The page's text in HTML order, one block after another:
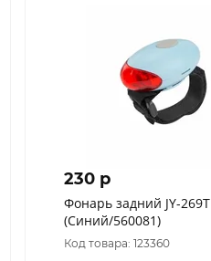
230 p
Фонарь задний JY-269Т
(Синий/560081)
Код товара: 123360